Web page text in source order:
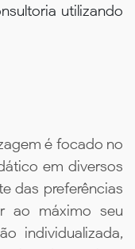
utilizando
é focado no
em diversos
das preferências
ao máximo seu
individualizada,